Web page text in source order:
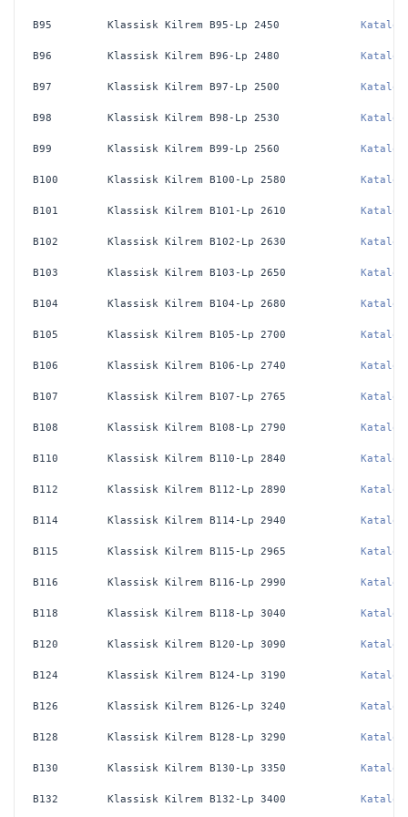
B95 Klassisk Kilrem B95-Lp 2450 Katalog
B96 Klassisk Kilrem B96-Lp 2480 Katalog
B97 Klassisk Kilrem B97-Lp 2500 Katalog
B98 Klassisk Kilrem B98-Lp 2530 Katalog
B99 Klassisk Kilrem B99-Lp 2560 Katalog
B100 Klassisk Kilrem B100-Lp 2580 Katalog
B101 Klassisk Kilrem B101-Lp 2610 Katalog
B102 Klassisk Kilrem B102-Lp 2630 Katalog
B103 Klassisk Kilrem B103-Lp 2650 Katalog
B104 Klassisk Kilrem B104-Lp 2680 Katalog
B105 Klassisk Kilrem B105-Lp 2700 Katalog
B106 Klassisk Kilrem B106-Lp 2740 Katalog
B107 Klassisk Kilrem B107-Lp 2765 Katalog
B108 Klassisk Kilrem B108-Lp 2790 Katalog
B110 Klassisk Kilrem B110-Lp 2840 Katalog
B112 Klassisk Kilrem B112-Lp 2890 Katalog
B114 Klassisk Kilrem B114-Lp 2940 Katalog
B115 Klassisk Kilrem B115-Lp 2965 Katalog
B116 Klassisk Kilrem B116-Lp 2990 Katalog
B118 Klassisk Kilrem B118-Lp 3040 Katalog
B120 Klassisk Kilrem B120-Lp 3090 Katalog
B124 Klassisk Kilrem B124-Lp 3190 Katalog
B126 Klassisk Kilrem B126-Lp 3240 Katalog
B128 Klassisk Kilrem B128-Lp 3290 Katalog
B130 Klassisk Kilrem B130-Lp 3350 Katalog
B132 Klassisk Kilrem B132-Lp 3400 Katalog